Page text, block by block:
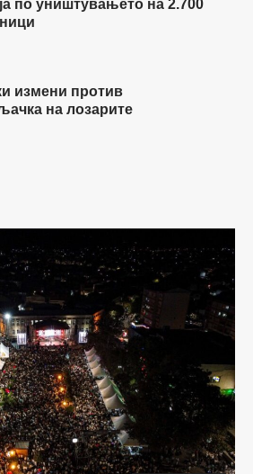
по уништувањето на 2.700
измени против
на лозарите